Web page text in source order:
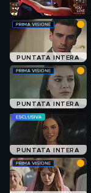
PUNTATA INTERA
PUNTATA INTERA
PUNTATA INTERA